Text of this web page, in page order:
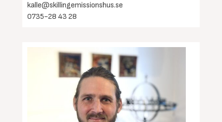
kalle@skillingemissionshus.se
0735-28 43 28